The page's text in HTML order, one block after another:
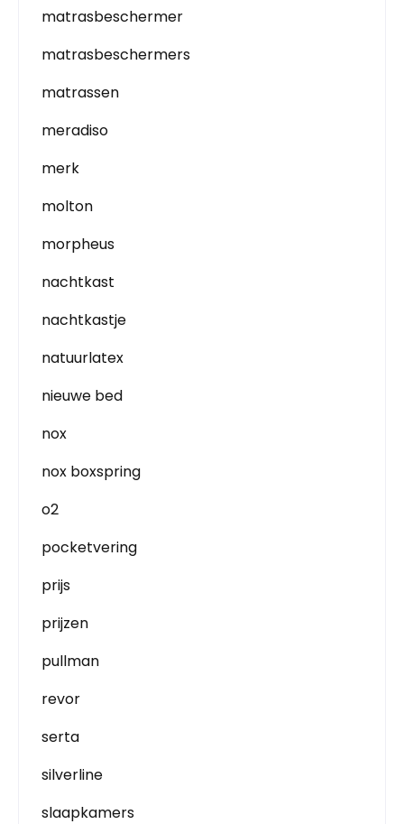
matrasbeschermer
matrasbeschermers
matrassen
meradiso
merk
molton
morpheus
nachtkast
nachtkastje
natuurlatex
nieuwe bed
nox
nox boxspring
o2
pocketvering
prijs
prijzen
pullman
revor
serta
silverline
slaapkamers